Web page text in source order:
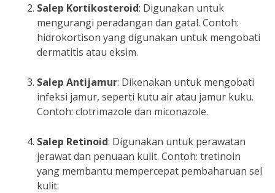
Salep Kortikosteroid: Digunakan untuk
mengurangi peradangan dan gatal. Contoh:
hidrokortison yang digunakan untuk mengobati
dermatitis atau eksim.
Salep Antijamur: Dikenakan untuk mengobati
infeksi jamur, seperti kutu air atau jamur kuku.
Contoh: clotrimazole dan miconazole.
Salep Retinoid: Digunakan untuk perawatan
jerawat dan penuaan kulit. Contoh: tretinoin
yang membantu mempercepat pembaharuan sel
kulit.